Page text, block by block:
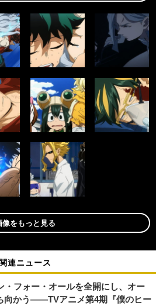
像をもっと見る
関連ニュース
・フォー・オールを全開にし、オー
向かう――TVアニメ第4期『僕のヒー